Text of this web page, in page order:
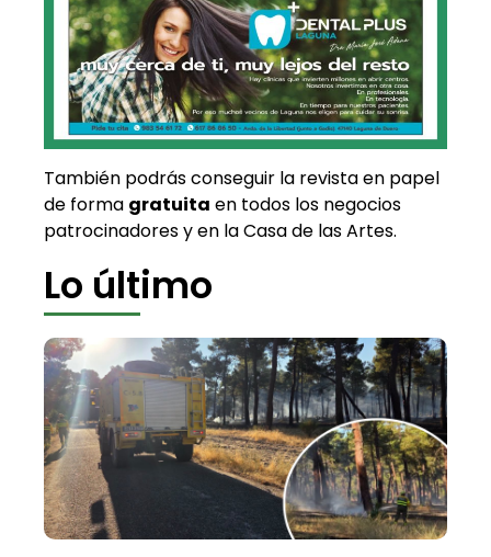
También podrás conseguir la revista en papel
de forma gratuita en todos los negocios
patrocinadores y en la Casa de las Artes.
Lo último